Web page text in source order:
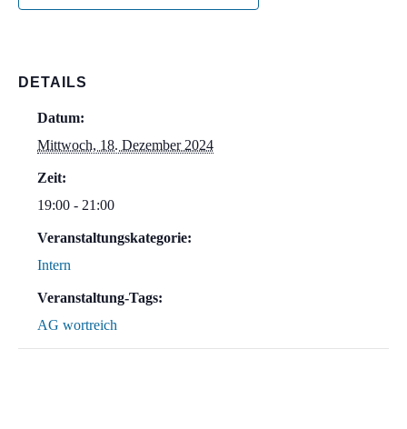
DETAILS
Datum:
Mittwoch, 18. Dezember 2024
Zeit:
19:00 - 21:00
Veranstaltungskategorie:
Intern
Veranstaltung-Tags:
AG wortreich